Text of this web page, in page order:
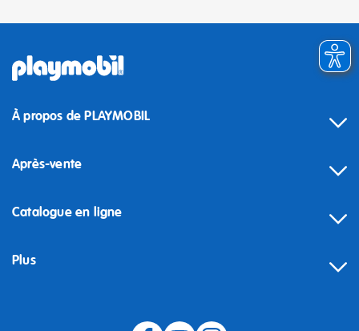
À propos de PLAYMOBIL
Après-vente
Catalogue en ligne
Plus